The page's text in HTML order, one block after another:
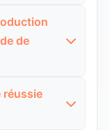
Caniche
suffit pas de
des
partenaire :
de
une saillie. Il
maturité du
réussie